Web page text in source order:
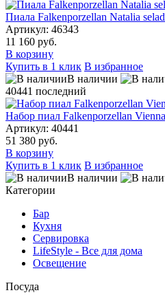
Пиала Falkenporzellan Natalia
Артикул: 46343
11 160 руб.
В корзину
Купить в 1 клик В избранное
В наличии
40441 последний
Набор пиал Falkenporzellan
Артикул: 40441
51 380 руб.
В корзину
Купить в 1 клик В избранное
В наличии
Категории
Бар
Кухня
Сервировка
LifeStyle - Все для дома
Освещение
Посуда